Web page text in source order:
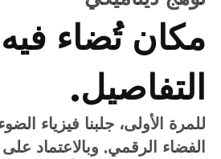
لمسة من
كل تفصيل.
نظام ألوان شبه شفاف جديد
على واجهة الاستخدام، ويضفي